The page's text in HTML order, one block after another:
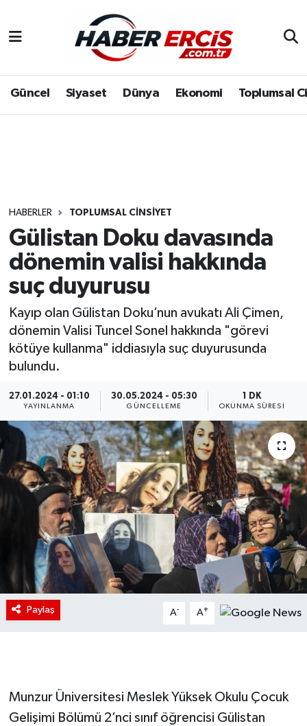
Güncel Siyaset Dünya Ekonomi Toplumsal
HABERLER TOPLUMSAL CINSIYET
Gülistan Doku davasında
dönemin valisi hakkında
suç duyurusu
Kayıp olan Gülistan Doku’nun avukatı Ali Çimen,
dönemin Valisi Tuncel Sonel hakkında "görevi
kötüye kullanma" iddiasıyla suç duyurusunda
bulundu.
27.01.2024 - 01:10
YAYINLANMA
30.05.2024 - 05:30
GÜNCELLEME
1 DK
OKUNMA SÜRESI
Paylaş A- A+
Munzur Üniversitesi Meslek Yüksek Okulu Çocuk
Gelişimi Bölümü 2’nci sınıf öğrencisi Gülistan